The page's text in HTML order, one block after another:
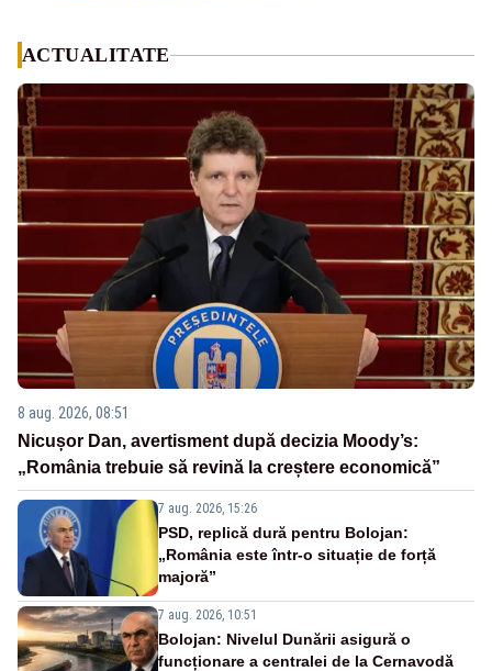
ACTUALITATE
8 aug. 2026, 08:51
Nicușor Dan, avertisment după decizia Moody’s:
„România trebuie să revină la creștere economică”
7 aug. 2026, 15:26
PSD, replică dură pentru Bolojan:
„România este într-o situație de forță
majoră”
7 aug. 2026, 10:51
Bolojan: Nivelul Dunării asigură o
funcționare a centralei de la Cernavodă